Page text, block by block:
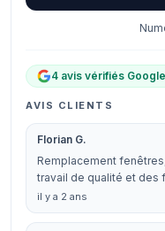
4 avis vérifiés Google
AVIS CLIENTS
Florian G.
Remplacement
travail de qualité et des
il y a 2 ans